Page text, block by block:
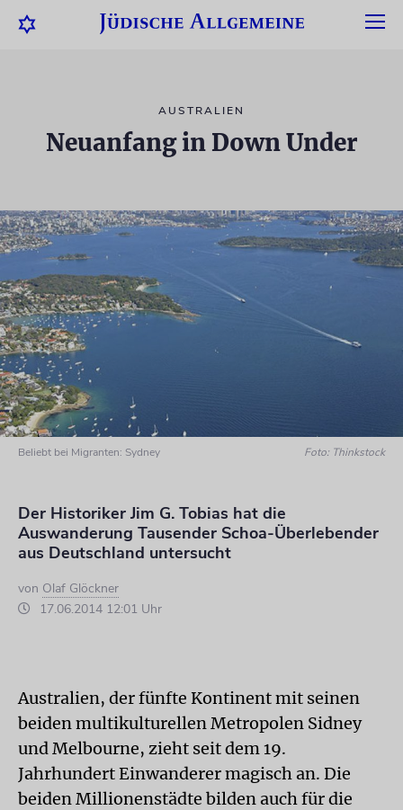
AUSTRALIEN
Neuanfang in Down Under
Beliebt bei Migranten: Sydney Foto: Thinkstock
Der Historiker Jim G. Tobias hat die
Auswanderung Tausender Schoa-Überlebender
aus Deutschland untersucht
von Olaf Glöckner
17.06.2014 12:01 Uhr
Australien, der fünfte Kontinent mit seinen
beiden multikulturellen Metropolen Sidney
und Melbourne, zieht seit dem 19.
Jahrhundert Einwanderer magisch an. Die
beiden Millionenstädte bilden auch für die